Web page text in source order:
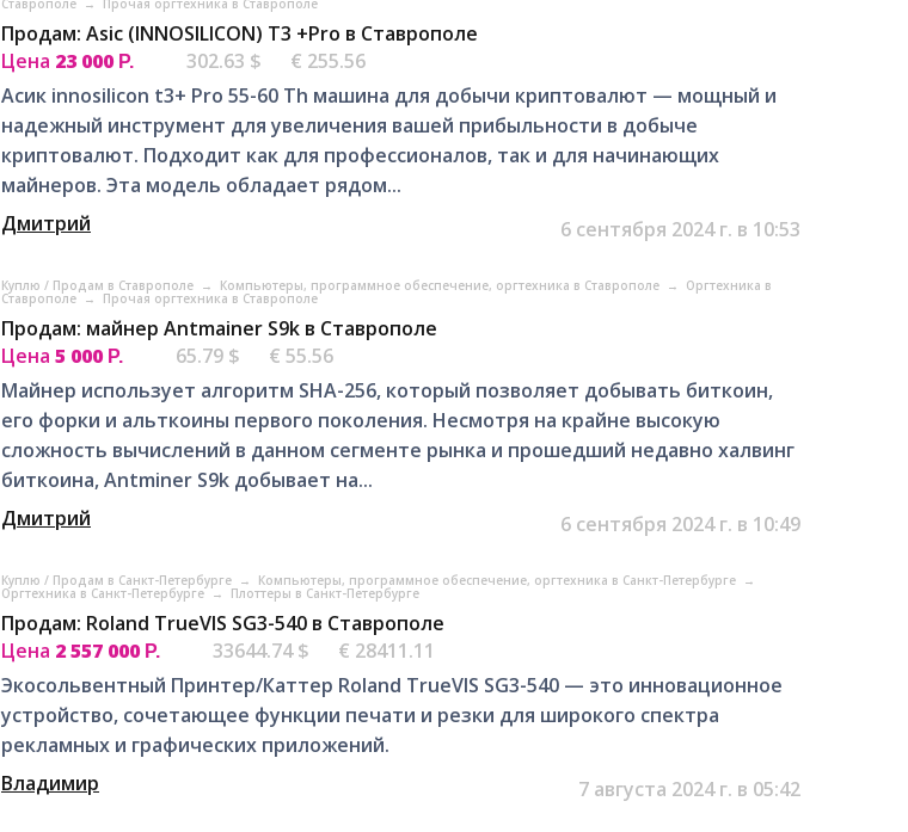
Продам: Asic (INNOSILICON) T3 +Pro в Ставрополе
Цена 23 000 Р. 302.63 $
€ 255.56
Асик innosilicon t3+ Pro 55-60 Th машина для добычи криптовалют — мощный и
надежный инструмент для увеличения вашей прибыльности в добыче
криптовалют. Подходит как для профессионалов, так и для начинающих
майнеров. Эта модель обладает рядом...
Дмитрий
6 сентября 2024 г. в 10:53
Куплю / Продам в Ставрополе → Компьютеры, программное обеспечение, оргтехника в Ставрополе → Оргтехника в
Ставрополе → Прочая оргтехника в Ставрополе
Продам: майнер Antmainer S9k в Ставрополе
Цена 5 000 Р. 65.79 $
€ 55.56
Майнер использует алгоритм SHA-256, который позволяет добывать биткоин,
его форки и альткоины первого поколения. Несмотря на крайне высокую
сложность вычислений в данном сегменте рынка и прошедший недавно халвинг
биткоина, Antminer S9k добывает на...
Дмитрий
6 сентября 2024 г. в 10:49
Куплю / Продам в Санкт-Петербурге → Компьютеры, программное обеспечение, оргтехника в Санкт-Петербурге →
Оргтехника в Санкт-Петербурге → Плоттеры в Санкт-Петербурге
Продам: Roland TrueVIS SG3-540 в Ставрополе
Цена 2 557 000 Р. 33644.74 $
€ 28411.11
Экосольвентный Принтер/Каттер Roland TrueVIS SG3-540 — это инновационное
устройство, сочетающее функции печати и резки для широкого спектра
рекламных и графических приложений.
Владимир
7 августа 2024 г. в 05:42